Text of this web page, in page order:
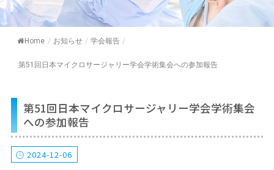
Home / お知らせ / 学会報告 /
第51回日本マイクロサージャリー学会学術集会への参加報告
第51回日本マイクロサージャリー学会学術集会
への参加報告
2024-12-06